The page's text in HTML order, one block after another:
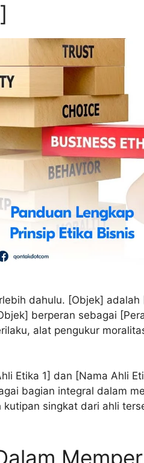
dahulu. [Objek]
berperan sebagai
alat pengukur
Etika 1] dan [Nama Ahli
bagian integral dalam
singkat dari ahli